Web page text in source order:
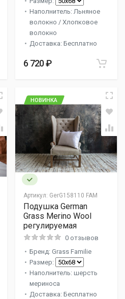
Наполнитель: Льняное
волокно / Хлопковое
волокно
Доставка: Бесплатно
6 720 ₽
Артикул: GerG158110 FAM
НОВИНКА
Подушка German
Grass Merino Wool
регулируемая
0 отзывов
Бренд: Grass Familie
Размер:
Наполнитель: шерсть
мериноса
Доставка: Бесплатно